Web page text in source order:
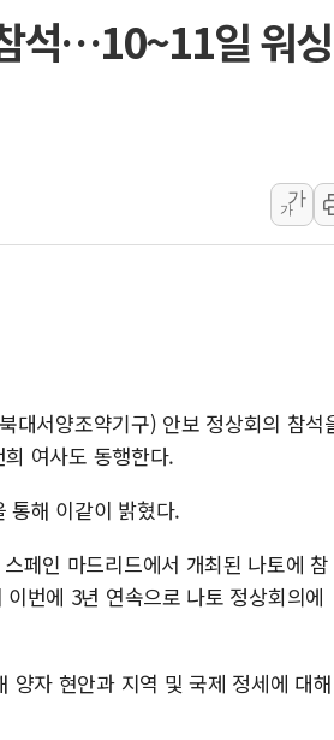
[속보] 민주, 대구 경
[속보] 민주, 강원 경
정재헌 CEO, SKT
최태원, 노소영에
인천시 광복절 현수
병무청, 보충역 전면
홈플러스發 대형마
윤준병·이해민 의
여야, 황희 '버스 하
석…10~11일 워싱
가
가
대서양조약기구) 안보 정상회의 참석
여사도 동행한다.
통해 이같이 밝혔다.
페인 마드리드에서 개최된 나토에 참
번에 3년 연속으로 나토 정상회의에
양자 현안과 지역 및 국제 정세에 대해